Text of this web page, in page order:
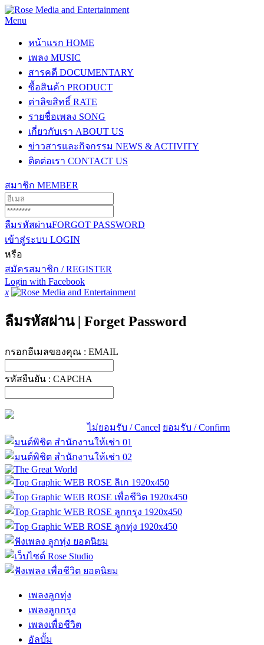
Menu
หน้าแรก HOME
เพลง MUSIC
สารคดี DOCUMENTARY
ซื้อสินค้า PRODUCT
ค่าลิขสิทธิ์ RATE
รายชื่อเพลง SONG
เกี่ยวกับเรา ABOUT US
ข่าวสารและกิจกรรม NEWS & ACTIVITY
ติดต่อเรา CONTACT US
สมาชิก MEMBER
ลืมรหัสผ่านFORGOT PASSWORD
เข้าสู่ระบบ LOGIN
หรือ
สมัครสมาชิก / REGISTER
Login with Facebook
x
ลืมรหัสผ่าน | Forget Password
กรอกอีเมลของคุณ : EMAIL
รหัสยืนยัน : CAPCHA
ไม่ยอมรับ / Cancel ยอมรับ / Confirm
เพลงลูกทุ่ง
เพลงลูกกรุง
เพลงเพื่อชีวิต
อัลบั้ม